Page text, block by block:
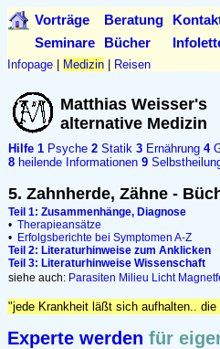
Vorträge Beratung
Seminare Bücher
Infopage Medizin Reisen
Matthias Weisser's
alternative Medizin
Hilfe 1 Psyche 2 Statik 3 Ernährung 4
8 heilende Informationen 9
5. Zahnherde, Zähne -
Teil 1: Zusammenhänge, Diagnose
• Therapieansätze
• Erfolgsberichte bei Symptomen A-Z
Teil 2: Literaturhinweise zum Anklicken
Teil 3: Literaturhinweise Wissenschaft
siehe auch: Parasiten Milieu Licht
"jede Krankheit läßt sich aufhalten.. die
Experte werden für